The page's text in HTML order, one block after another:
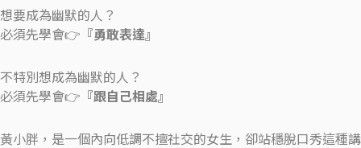
想要成為幽默的人？
必須先學會👉 『勇敢表達』
不特別想成為幽默的人？
必須先學會👉 『跟自己相處』
黃小胖，是一個內向低調不擅社交的女生，卻站穩脫口秀這種講